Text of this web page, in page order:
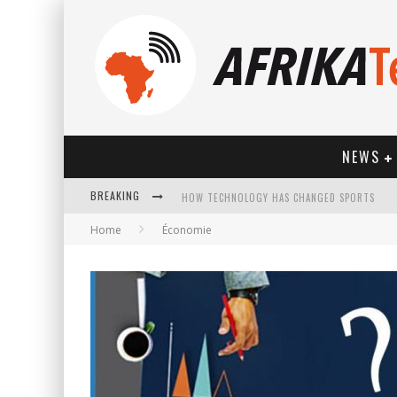
NEWS
BREAKING HOW TECHNOLOGY HAS CHANGED SPORTS
Home Économie